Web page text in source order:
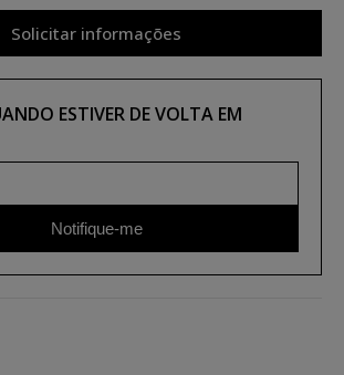
Solicitar informações
ESTIVER DE VOLTA EM
Notifique-me